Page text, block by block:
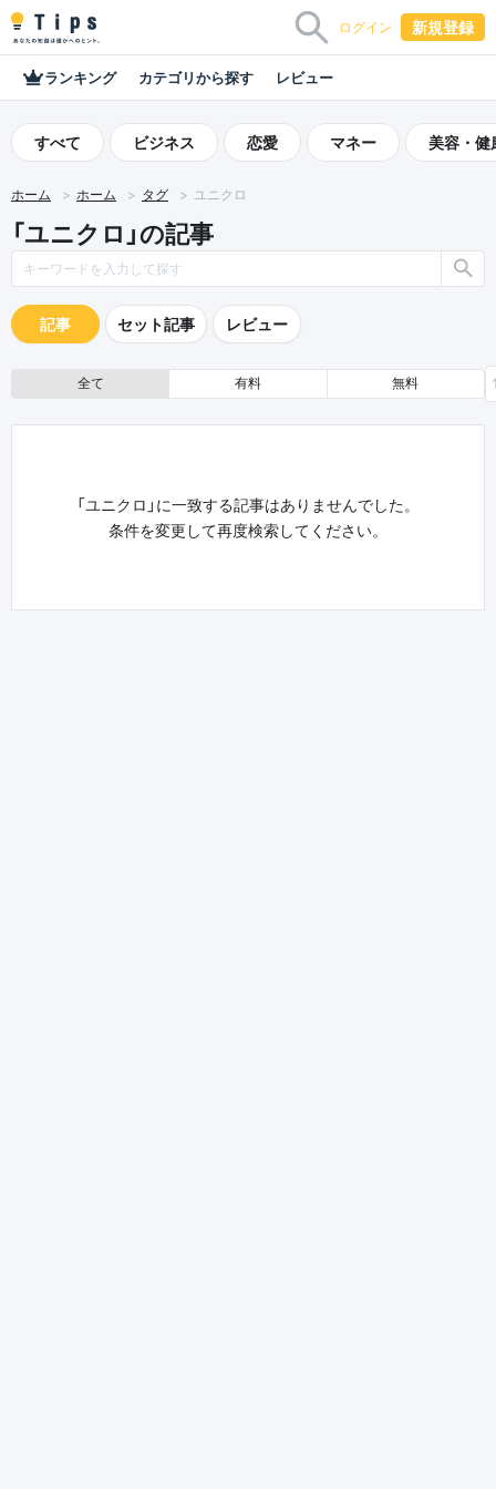
ログイン 新規登録
ランキング カテゴリから探す レビュー
すべて ビジネス 恋愛 マネー 美容・健
ホーム ホーム タグ ユニクロ
「ユニクロ」の記事
記事 セット記事 レビュー
全て 有料 無料
「ユニクロ」に一致する記事はありませんでした。
条件を変更して再度検索してください。